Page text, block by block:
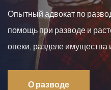
Опытный адвокат по
помощь при разводе и
опеки, разделе
О разводе